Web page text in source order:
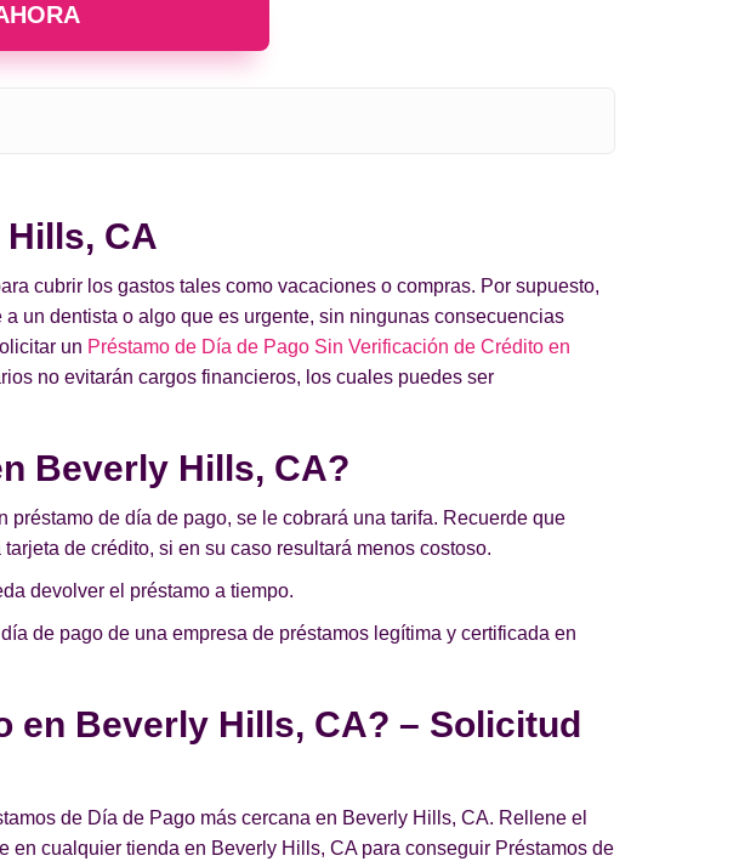
CA
cubrir los gastos tales como vacaciones o compras. Por supuesto,
un dentista o algo que es urgente, sin ningunas consecuencias
un Préstamo de Día de Pago Sin Verificación de Crédito en
no evitarán cargos financieros, los cuales puedes ser
Beverly Hills, CA?
de día de pago, se le cobrará una tarifa. Recuerde que
de crédito, si en su caso resultará menos costoso.
devolver el préstamo a tiempo.
de pago de una empresa de préstamos legítima y certificada en
en Beverly Hills, CA? – Solicitud
de Día de Pago más cercana en Beverly Hills, CA. Rellene el
cualquier tienda en Beverly Hills, CA para conseguir Préstamos de